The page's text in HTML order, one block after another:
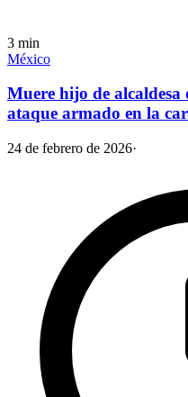
3 min
México
Muere hijo de
ataque armado en la
24 de febrero de 2026·